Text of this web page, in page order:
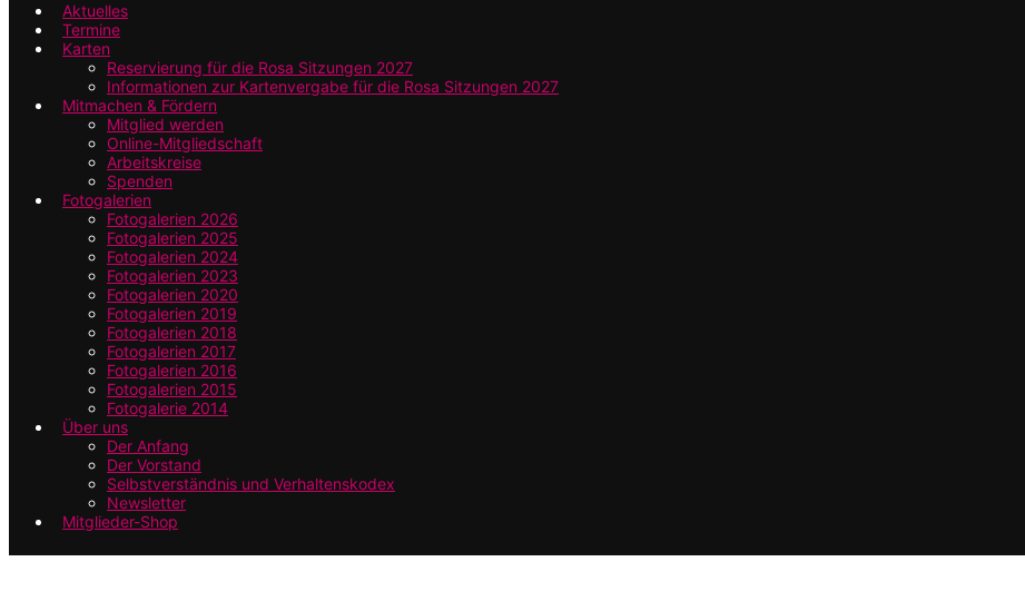
Aktuelles
Termine
Karten
Reservierung für die Rosa Sitzungen 2027
Informationen zur Kartenvergabe für die Rosa Sitzungen 2027
Mitmachen & Fördern
Mitglied werden
Online-Mitgliedschaft
Arbeitskreise
Spenden
Fotogalerien
Fotogalerien 2026
Fotogalerien 2025
Fotogalerien 2024
Fotogalerien 2023
Fotogalerien 2020
Fotogalerien 2019
Fotogalerien 2018
Fotogalerien 2017
Fotogalerien 2016
Fotogalerien 2015
Fotogalerie 2014
Über uns
Der Anfang
Der Vorstand
Selbstverständnis und Verhaltenskodex
Newsletter
Mitglieder-Shop